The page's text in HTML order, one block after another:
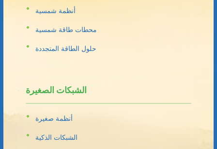
أنظمة شمسية
محطات طاقة شمسية
حلول الطاقة المتجددة
الشبكات الصغيرة
أنظمة صغيرة
الشبكات الذكية